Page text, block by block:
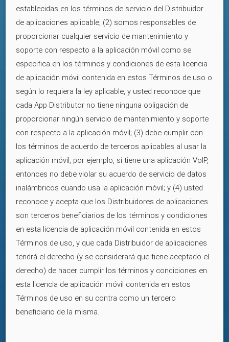
establecidas en los términos de servicio del Distribuidor
de aplicaciones aplicable; (2) somos responsables de
proporcionar cualquier servicio de mantenimiento y
soporte con respecto a la aplicación móvil como se
especifica en los términos y condiciones de esta licencia
de aplicación móvil contenida en estos Términos de uso o
según lo requiera la ley aplicable, y usted reconoce que
cada App Distributor no tiene ninguna obligación de
proporcionar ningún servicio de mantenimiento y soporte
con respecto a la aplicación móvil; (3) debe cumplir con
los términos de acuerdo de terceros aplicables al usar la
aplicación móvil, por ejemplo, si tiene una aplicación VoIP,
entonces no debe violar su acuerdo de servicio de datos
inalámbricos cuando usa la aplicación móvil; y (4) usted
reconoce y acepta que los Distribuidores de aplicaciones
son terceros beneficiarios de los términos y condiciones
en esta licencia de aplicación móvil contenida en estos
Términos de uso, y que cada Distribuidor de aplicaciones
tendrá el derecho (y se considerará que tiene aceptado el
derecho) de hacer cumplir los términos y condiciones en
esta licencia de aplicación móvil contenida en estos
Términos de uso en su contra como un tercero
beneficiario de la misma.